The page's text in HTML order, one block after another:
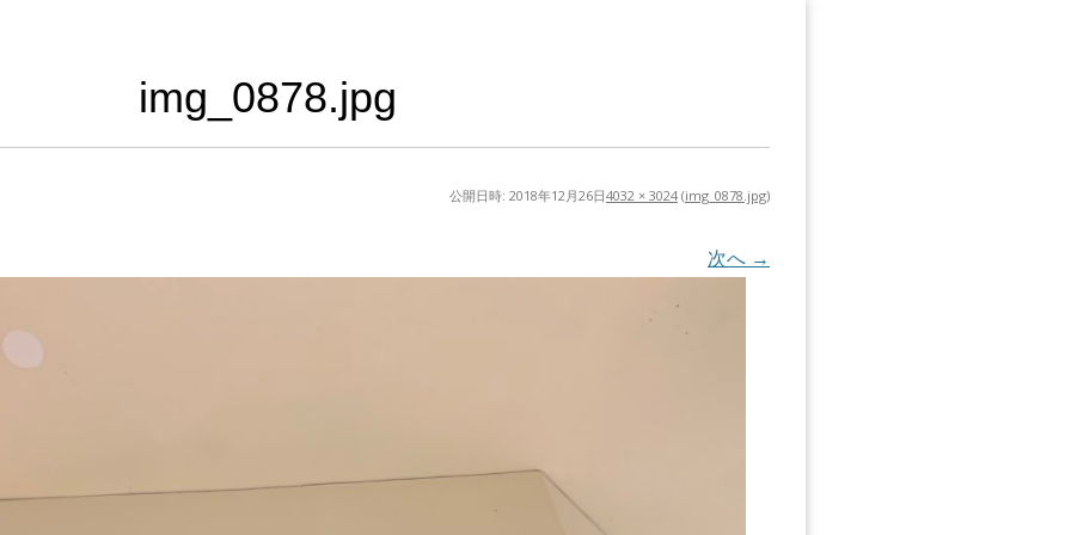
img_0878.jpg
公開日時: 2018年12月26日4032 × 3024 (img_0878.jpg)
次へ →